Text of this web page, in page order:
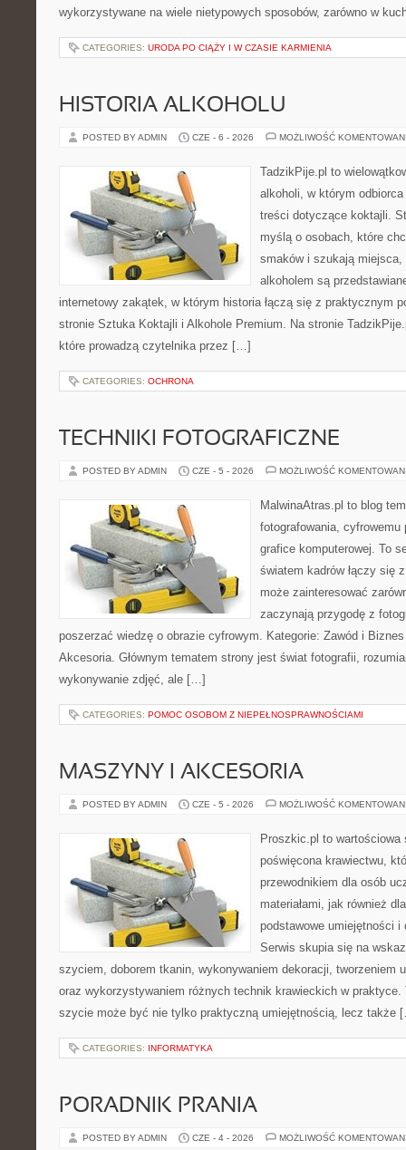
wykorzystywane na wiele nietypowych sposobów, zarówno w
CATEGORIES: URODA PO CIĄŻY I W CZASIE KARMIENIA
HISTORIA ALKOHOLU
POSTED BY ADMIN CZE - 6 - 2026 MOŻLIWOŚĆ
TadzikPije.pl to
alkoholi, w którym
treści dotyczące koktajli.
myślą o osobach, które
smaków i szukają
alkoholem są
internetowy zakątek, w którym historia łączą się z praktycznym
stronie Sztuka Koktajli i Alkohole Premium. Na stronie
które prowadzą czytelnika przez […]
CATEGORIES: OCHRONA
TECHNIKI FOTOGRAFICZNE
POSTED BY ADMIN CZE - 5 - 2026 MOŻLIWOŚĆ
MalwinaAtras.pl to blog
fotografowania, cyfrowemu
grafice komputerowej. To
światem kadrów łączy się
może zainteresować
zaczynają przygodę z
poszerzać wiedzę o obrazie cyfrowym. Kategorie: Zawód i
Akcesoria. Głównym tematem strony jest świat fotografii,
wykonywanie zdjęć, ale […]
CATEGORIES: POMOC OSOBOM Z NIEPEŁNOSPRAWNOŚCIAMI
MASZYNY I AKCESORIA
POSTED BY ADMIN CZE - 5 - 2026 MOŻLIWOŚĆ
Proszkic.pl to wartościowa
poświęcona krawiectwu,
przewodnikiem dla osób
materiałami, jak również
podstawowe umiejętności
Serwis skupia się na
szyciem, doborem tkanin, wykonywaniem dekoracji, tworzeniem
oraz wykorzystywaniem różnych technik krawieckich w
szycie może być nie tylko praktyczną umiejętnością, lecz także
CATEGORIES: INFORMATYKA
PORADNIK PRANIA
POSTED BY ADMIN CZE - 4 - 2026 MOŻLIWOŚĆ